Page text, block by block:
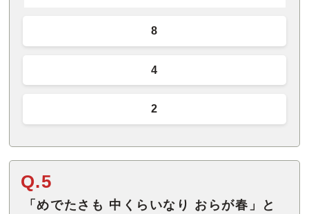
8
4
2
Q.5
「めでたさも 中くらいなり おらが春」と